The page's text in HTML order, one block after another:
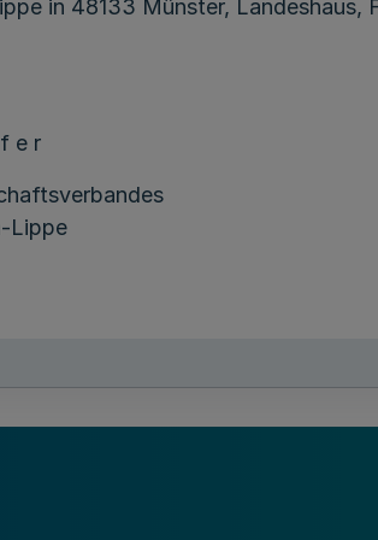
in 48133 Münster, Landeshaus,
e r
Lippe